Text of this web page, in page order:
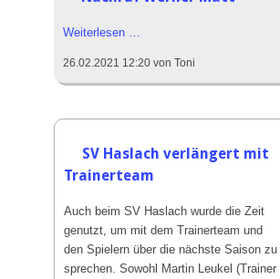
Abteilungen
Aktive
Weiterlesen …
Matt
26.02.2021 12:20 von Toni
SV Haslach verlängert mit
Trainerteam
Auch beim SV Haslach wurde die Zeit
genutzt, um mit dem Trainerteam und
den Spielern über die nächste Saison zu
sprechen. Sowohl Martin Leukel (Trainer